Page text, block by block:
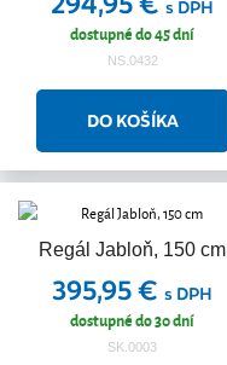
s DPH
dostupné do 45 dní
NS.0432
Regál Jabloň, 150 cm
395,95 € s DPH
dostupné do 30 dní
SK.0003